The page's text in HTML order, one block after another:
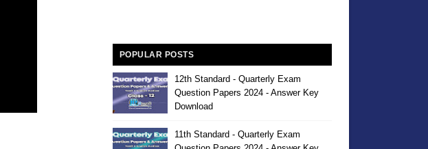
POPULAR POSTS
12th Standard - Quarterly Exam
Question Papers 2024 - Answer Key
Download
11th Standard - Quarterly Exam